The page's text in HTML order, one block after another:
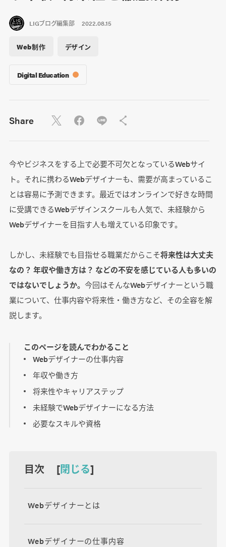
LIGブログ編集部 2022.08.15
Web制作 デザイン
Digital Education
Share
今やビジネスをする上で必要不可欠となっているWebサイ
ト。それに携わるWebデザイナーも、需要が高まっているこ
とは容易に予測できます。最近ではオンラインで好きな時間
に受講できるWebデザインスクールも人気で、未経験から
Webデザイナーを目指す人も増えている印象です。
しかし、未経験でも目指せる職業だからこそ将来性は大丈夫
なの？ 年収や働き方は？ などの不安を感じている人も多いの
ではないでしょうか。 今回はそんなWebデザイナーという職
業について、仕事内容や将来性・働き方など、その全容を解
説します。
このページを読んでわかること
Webデザイナーの仕事内容
年収や働き方
将来性やキャリアステップ
未経験でWebデザイナーになる方法
必要なスキルや資格
目次 [閉じる]
Webデザイナーとは
Webデザイナーの仕事内容